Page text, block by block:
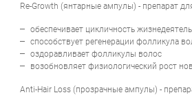
Re-Growth (янтарные ампулы) - препарат
обеспечивает цикличность
способствует регенерации фолликула
оздоравливает фолликулы волос
возобновляет физиологический рост
Anti-Hair Loss (прозрачные ампулы) -